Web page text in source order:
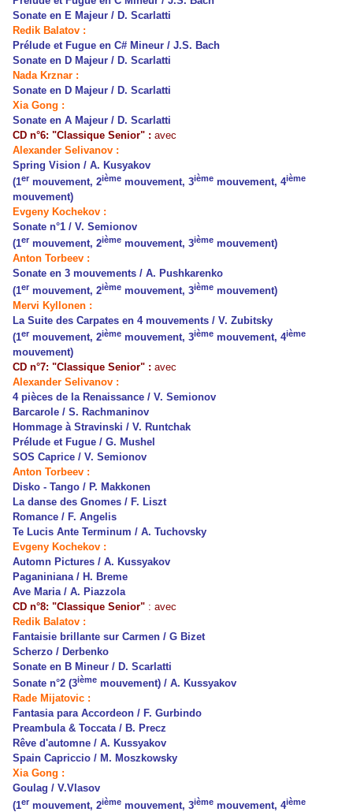
Sonate en E Majeur / D. Scarlatti
Redik Balatov :
Prélude et Fugue en C# Mineur / J.S. Bach
Sonate en D Majeur / D. Scarlatti
Nada Krznar :
Sonate en D Majeur / D. Scarlatti
Xia Gong :
Sonate en A Majeur / D. Scarlatti
CD n°6: "Classique Senior" : avec
Alexander Selivanov :
Spring Vision / A. Kusyakov
(1er mouvement, 2ième mouvement, 3ième mouvement, 4ième
mouvement)
Evgeny Kochekov :
Sonate n°1 / V. Semionov
(1er mouvement, 2ième mouvement, 3ième mouvement)
Anton Torbeev :
Sonate en 3 mouvements / A. Pushkarenko
(1er mouvement, 2ième mouvement, 3ième mouvement)
Mervi Kyllonen :
La Suite des Carpates en 4 mouvements / V. Zubitsky
(1er mouvement, 2ième mouvement, 3ième mouvement, 4ième
mouvement)
CD n°7: "Classique Senior" : avec
Alexander Selivanov :
4 pièces de la Renaissance / V. Semionov
Barcarole / S. Rachmaninov
Hommage à Stravinski / V. Runtchak
Prélude et Fugue / G. Mushel
SOS Caprice / V. Semionov
Anton Torbeev :
Disko - Tango / P. Makkonen
La danse des Gnomes / F. Liszt
Romance / F. Angelis
Te Lucis Ante Terminum / A. Tuchovsky
Evgeny Kochekov :
Automn Pictures / A. Kussyakov
Paganiniana / H. Breme
Ave Maria / A. Piazzola
CD n°8: "Classique Senior" : avec
Redik Balatov :
Fantaisie brillante sur Carmen / G Bizet
Scherzo / Derbenko
Sonate en B Mineur / D. Scarlatti
Sonate n°2 (3ième mouvement) / A. Kussyakov
Rade Mijatovic :
Fantasia para Accordeon / F. Gurbindo
Preambula & Toccata / B. Precz
Rêve d'automne / A. Kussyakov
Spain Capriccio / M. Moszkowsky
Xia Gong :
Goulag / V.Vlasov
(1er mouvement, 2ième mouvement, 3ième mouvement, 4ième